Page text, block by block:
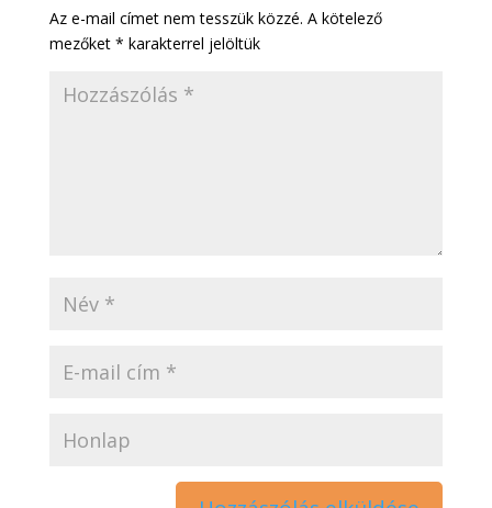
Az e-mail címet nem tesszük közzé. A kötelező
mezőket * karakterrel jelöltük